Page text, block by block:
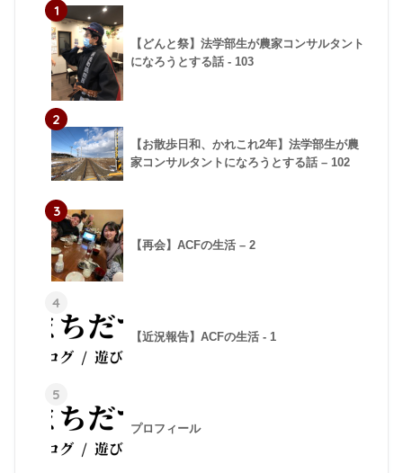
1
【どんと祭】法学部生が農家コンサルタント
になろうとする話 - 103
2
【お散歩日和、かれこれ2年】法学部生が農
家コンサルタントになろうとする話 – 102
3
【再会】ACFの生活 – 2
4
【近況報告】ACFの生活 - 1
5
プロフィール